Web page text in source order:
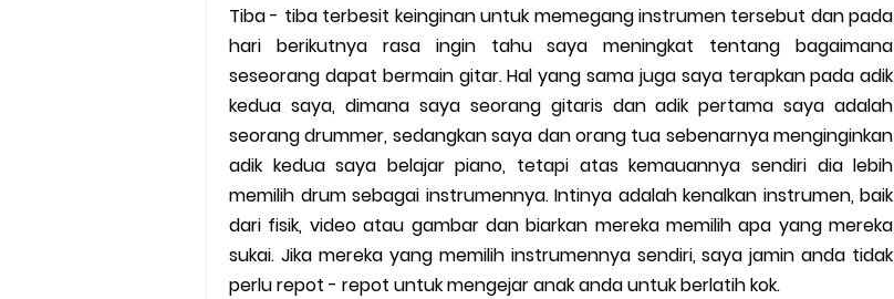
Tiba - tiba terbesit keinginan untuk memegang instrumen tersebut dan pada
hari berikutnya rasa ingin tahu saya meningkat tentang bagaimana
seseorang dapat bermain gitar. Hal yang sama juga saya terapkan pada adik
kedua saya, dimana saya seorang gitaris dan adik pertama saya adalah
seorang drummer, sedangkan saya dan orang tua sebenarnya menginginkan
adik kedua saya belajar piano, tetapi atas kemauannya sendiri dia lebih
memilih drum sebagai instrumennya. Intinya adalah kenalkan instrumen, baik
dari fisik, video atau gambar dan biarkan mereka memilih apa yang mereka
sukai. Jika mereka yang memilih instrumennya sendiri, saya jamin anda tidak
perlu repot - repot untuk mengejar anak anda untuk berlatih kok.